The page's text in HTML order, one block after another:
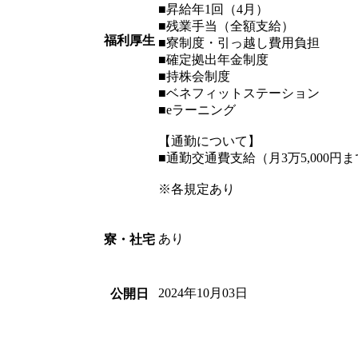
福利厚生
■昇給年1回（4月）
■残業手当（全額支給）
■寮制度・引っ越し費用負担
■確定拠出年金制度
■持株会制度
■ベネフィットステーション
■eラーニング
【通勤について】
■通勤交通費支給（月3万5,000円ま
※各規定あり
寮・社宅 あり
公開日 2024年10月03日